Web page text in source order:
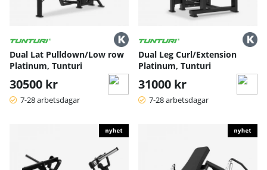
Dual Lat Pulldown/Low row
Platinum, Tunturi
30500 kr
7-28 arbetsdagar
Dual Leg Curl/Extension
Platinum, Tunturi
31000 kr
7-28 arbetsdagar